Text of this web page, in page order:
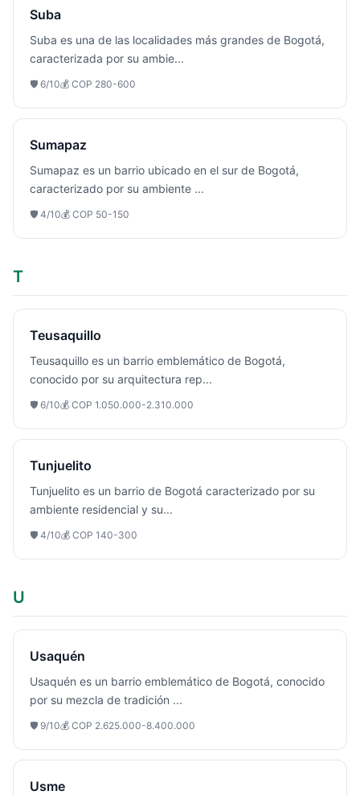
Suba
Suba es una de las localidades más grandes de Bogotá,
caracterizada por su ambie...
🛡️ 6/10💰 COP 280-600
Sumapaz
Sumapaz es un barrio ubicado en el sur de Bogotá,
caracterizado por su ambiente ...
🛡️ 4/10💰 COP 50-150
T
Teusaquillo
Teusaquillo es un barrio emblemático de Bogotá,
conocido por su arquitectura rep...
🛡️ 6/10💰 COP 1.050.000-2.310.000
Tunjuelito
Tunjuelito es un barrio de Bogotá caracterizado por su
ambiente residencial y su...
🛡️ 4/10💰 COP 140-300
U
Usaquén
Usaquén es un barrio emblemático de Bogotá, conocido
por su mezcla de tradición ...
🛡️ 9/10💰 COP 2.625.000-8.400.000
Usme